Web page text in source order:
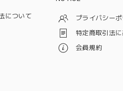
について
プライバシー
特定商取引法
会員規約